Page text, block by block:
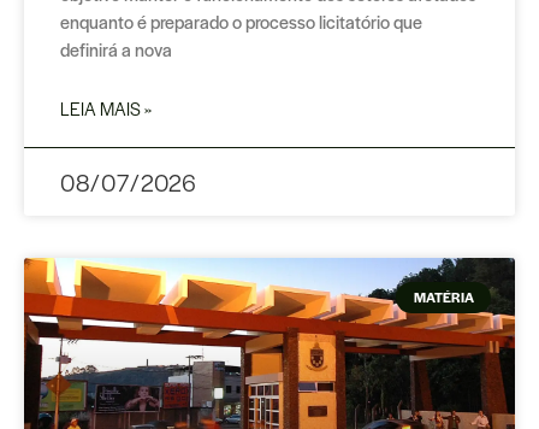
enquanto é preparado o processo licitatório que
definirá a nova
LEIA MAIS »
08/07/2026
MATÉRIA